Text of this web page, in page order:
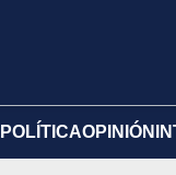
POLÍTICAOPINIÓN